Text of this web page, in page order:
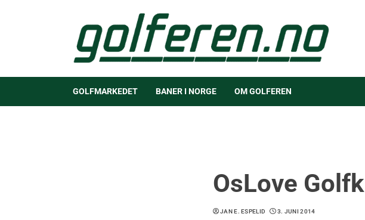
GOLFMARKEDET BANER I NORGE OM GOLFEREN
OsLove
JAN E. ESPELID 3. JUNI 2014